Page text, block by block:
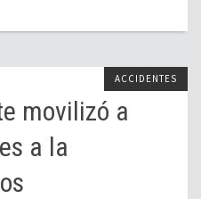
ACCIDENTES
movilizó a
a la